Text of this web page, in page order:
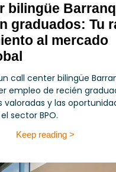
bilingüe
graduados: Tu
al mercado
call center bilingüe
empleo de recién
valoradas y las
sector BPO.
Keep reading >